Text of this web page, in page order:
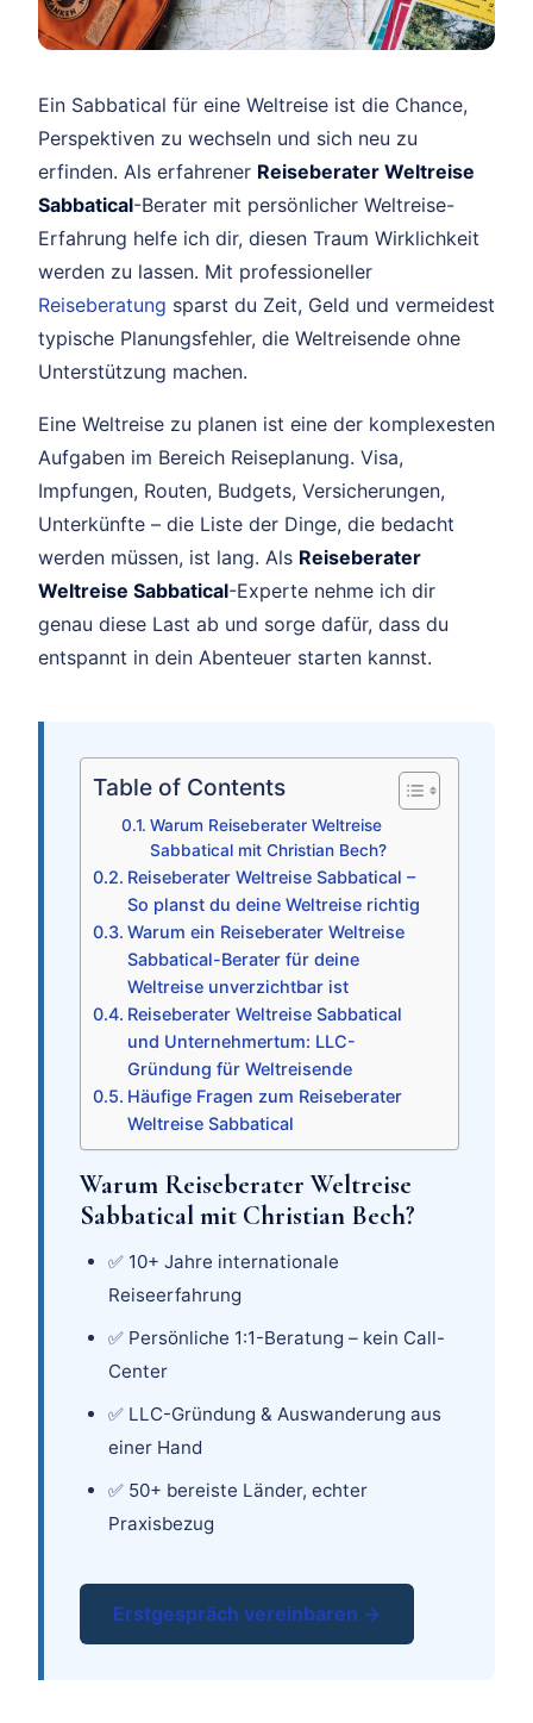
Ein Sabbatical für eine Weltreise ist die Chance,
Perspektiven zu wechseln und sich neu zu
erfinden. Als erfahrener Reiseberater Weltreise
Sabbatical-Berater mit persönlicher Weltreise-
Erfahrung helfe ich dir, diesen Traum Wirklichkeit
werden zu lassen. Mit professioneller
Reiseberatung sparst du Zeit, Geld und vermeidest
typische Planungsfehler, die Weltreisende ohne
Unterstützung machen.
Eine Weltreise zu planen ist eine der komplexesten
Aufgaben im Bereich Reiseplanung. Visa,
Impfungen, Routen, Budgets, Versicherungen,
Unterkünfte – die Liste der Dinge, die bedacht
werden müssen, ist lang. Als Reiseberater
Weltreise Sabbatical-Experte nehme ich dir
genau diese Last ab und sorge dafür, dass du
entspannt in dein Abenteuer starten kannst.
Table of Contents
Warum Reiseberater Weltreise
Sabbatical mit Christian Bech?
Reiseberater Weltreise Sabbatical –
So planst du deine Weltreise richtig
Warum ein Reiseberater Weltreise
Sabbatical-Berater für deine
Weltreise unverzichtbar ist
Reiseberater Weltreise Sabbatical
und Unternehmertum: LLC-
Gründung für Weltreisende
Häufige Fragen zum Reiseberater
Weltreise Sabbatical
Warum Reiseberater Weltreise
Sabbatical mit Christian Bech?
✅ 10+ Jahre internationale
Reiseerfahrung
✅ Persönliche 1:1-Beratung – kein Call-
Center
✅ LLC-Gründung & Auswanderung aus
einer Hand
✅ 50+ bereiste Länder, echter
Praxisbezug
Erstgespräch vereinbaren →